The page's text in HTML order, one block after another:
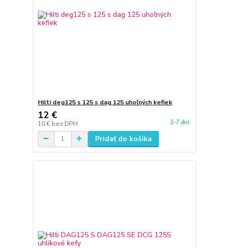
Hilti deg125 s 125 s dag 125 uhoľných kefiek
12 €
10 € bez DPH 3-7 dní
Pridať do košíka